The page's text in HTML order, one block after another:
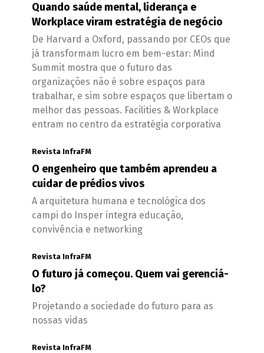
Quando saúde mental, liderança e
Workplace viram estratégia de negócio
De Harvard a Oxford, passando por CEOs que
já transformam lucro em bem-estar: Mind
Summit mostra que o futuro das
organizações não é sobre espaços para
trabalhar, e sim sobre espaços que libertam o
melhor das pessoas. Facilities & Workplace
entram no centro da estratégia corporativa
Revista InfraFM
O engenheiro que também aprendeu a
cuidar de prédios vivos
A arquitetura humana e tecnológica dos
campi do Insper integra educação,
convivência e networking
Revista InfraFM
O futuro já começou. Quem vai gerenciá-
lo?
Projetando a sociedade do futuro para as
nossas vidas
Revista InfraFM